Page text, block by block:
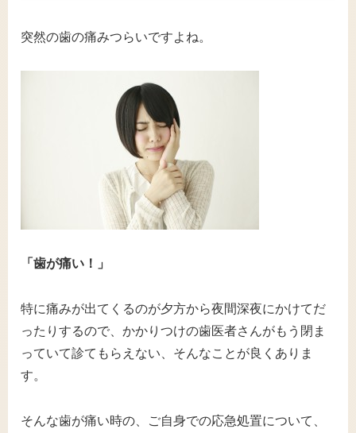
突然の歯の痛みつらいですよね。
「歯が痛い！」
特に痛みが出てくるのが夕方から夜間深夜にかけてだ
ったりするので、かかりつけの歯医者さんがもう閉ま
っていて診てもらえない、そんなことが良くありま
す。
そんな歯が痛い時の、ご自身での応急処置について、